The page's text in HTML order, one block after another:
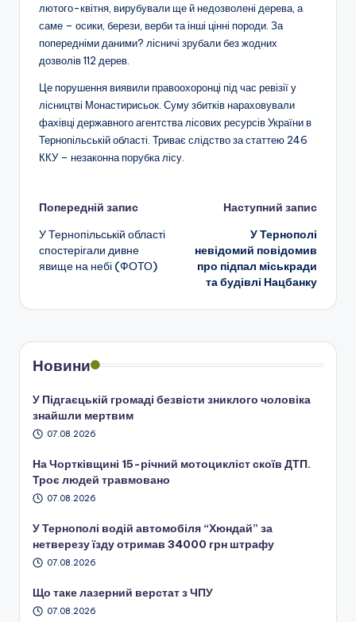
лютого-квітня, вирубували ще й недозволені дерева, а
саме – осики, берези, верби та інші цінні породи. За
попередніми даними? лісничі зрубали без жодних
дозволів 112 дерев.
Це порушення виявили правоохоронці під час ревізії у
лісництві Монастирисьок. Суму збитків нараховували
фахівці державного агентства лісових ресурсів України в
Тернопільській області. Триває слідство за статтею 246
ККУ – незаконна порубка лісу.
Навігація
по
запису
Попередній запис
У Тернопільській області
спостерігали дивне
явище на небі (ФОТО)
Наступний запис
У Тернополі
невідомий повідомив
про підпал міськради
та будівлі Нацбанку
Новини
У Підгаєцькій громаді безвісти зниклого чоловіка
знайшли мертвим
07.08.2026
На Чортківщині 15-річний мотоцикліст скоїв ДТП.
Троє людей травмовано
07.08.2026
У Тернополі водій автомобіля “Хюндай” за
нетверезу їзду отримав 34000 грн штрафу
07.08.2026
Що таке лазерний верстат з ЧПУ
07.08.2026